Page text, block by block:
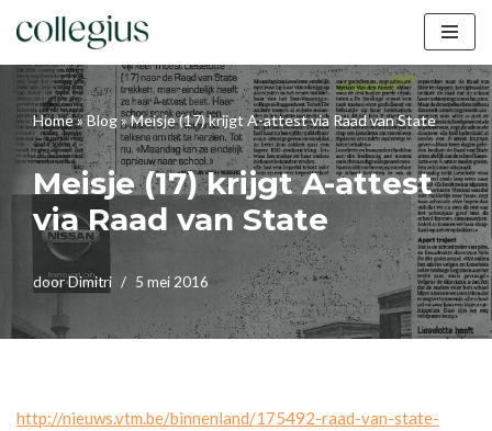
naar
de
inhoud
Home»Blog»Meisje (17) krijgt A-attest via Raad van State
Meisje (17) krijgt A-attest
via Raad van State
doorDimitri 5 mei 2016
http://nieuws.vtm.be/binnenland/175492-raad-van-state-